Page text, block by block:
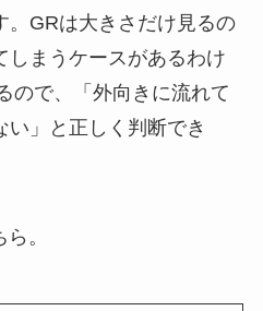
。GRは大きさだけ見るの
しまうケースがあるわけ
ので、「外向きに流れて
」と正しく判断でき
。